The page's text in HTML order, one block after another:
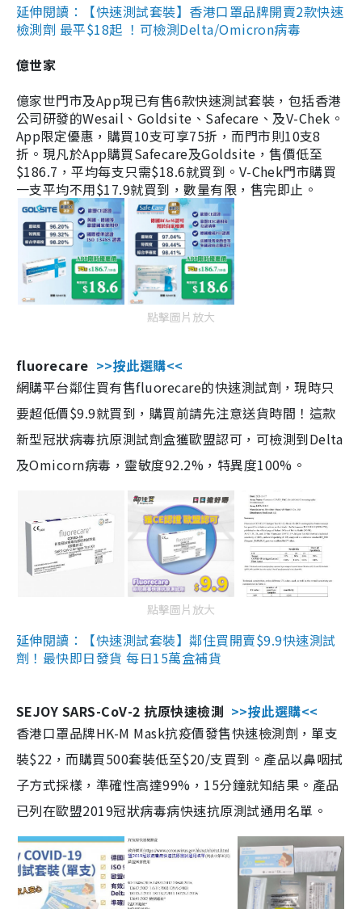
延伸閱讀：【快速測試套裝】香港口罩品牌開賣2款快速
檢測劑 最平$18起 ！可檢測Delta/Omicron病毒
億世家
億家世門市及App現已有售6款快速測試套裝，包括香港
公司研發的Wesail、Goldsite、Safecare、及V-Chek。
App限定優惠，購買10支可享75折，而門市則10支8
折。現凡於App購買Safecare及Goldsite，售價低至
$186.7，平均每支只需$18.6就買到。V-Chek門市購買
一支平均不用$17.9就買到，數量有限，售完即止。
點擊圖片放大
fluorecare >>按此選購<<
網購平台鄰住買有售fluorecare的快速測試劑，現時只
要超低價$9.9就買到，購買前請先注意送貨時間！這款
新型冠狀病毒抗原測試劑盒獲歐盟認可，可檢測到Delta
及Omicorn病毒，靈敏度92.2%，特異度100%。
點擊圖片放大
延伸閱讀：【快速測試套裝】鄰住買開賣$9.9快速測試
劑！最快即日發貨 每日15萬盒補貨
SEJOY SARS-CoV-2 抗原快速檢測 >>按此選購<<
香港口罩品牌HK-M Mask抗疫價發售快速檢測劑，單支
裝$22，而購買500套裝低至$20/支買到。產品以鼻咽拭
子方式採樣，準確性高達99%，15分鐘就知結果。產品
已列在歐盟2019冠狀病毒病快速抗原測試通用名單。